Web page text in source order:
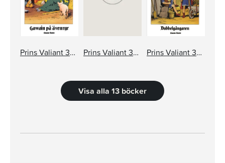
Prins Valiant 37: Gawain på äventyr Prins Valiant 36: Den döde krigarens svärd Prins Valiant 35: Dubbelgångaren
Visa alla 13 böcker